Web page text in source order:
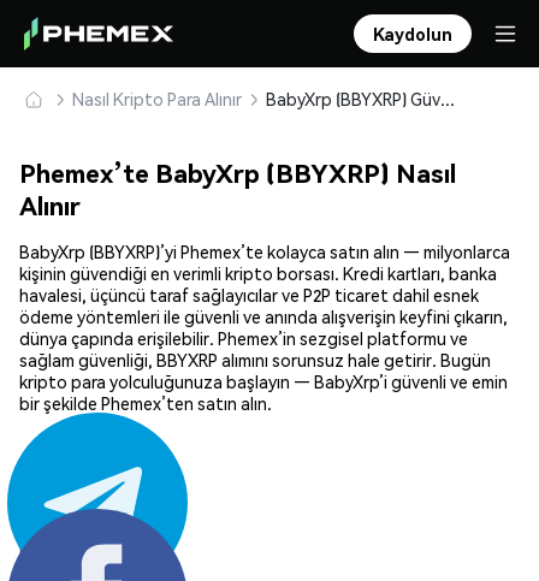
Kaydolun
Nasıl Kripto Para Alınır BabyXrp (BBYXRP) Güvenle Satın Alın ve Saklayın
Phemex’te BabyXrp (BBYXRP) Nasıl
Alınır
BabyXrp (BBYXRP)’yi Phemex’te kolayca satın alın — milyonlarca
kişinin güvendiği en verimli kripto borsası. Kredi kartları, banka
havalesi, üçüncü taraf sağlayıcılar ve P2P ticaret dahil esnek
ödeme yöntemleri ile güvenli ve anında alışverişin keyfini çıkarın,
dünya çapında erişilebilir. Phemex’in sezgisel platformu ve
sağlam güvenliği, BBYXRP alımını sorunsuz hale getirir. Bugün
kripto para yolculuğunuza başlayın — BabyXrp’i güvenli ve emin
bir şekilde Phemex’ten satın alın.
Paylaş: